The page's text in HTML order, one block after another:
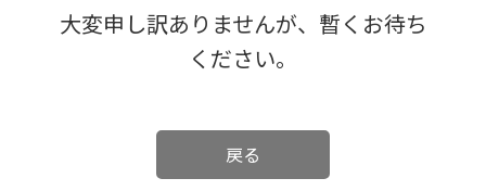
大変申し訳ありませんが、暫くお待ち
ください。
戻る